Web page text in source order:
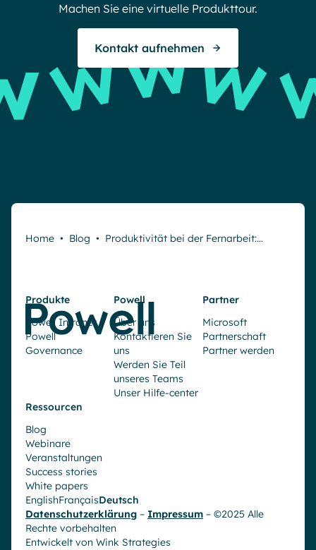
Machen Sie eine virtuelle Produkttour.
Kontakt aufnehmen
Home • Blog • Produktivität bei der Fernarbeit:…
Produkte
Powell Intranet
Powell
Governance
Powell
Über uns
Kontaktieren Sie
uns
Werden Sie Teil
unseres Teams
Unser Hilfe-center
Partner
Microsoft
Partnerschaft
Partner werden
Ressourcen
Blog
Webinare
Veranstaltungen
Success stories
White papers
EnglishFrançaisDeutsch
Datenschutzerklärung – Impressum – ©2025 Alle
Rechte vorbehalten
Entwickelt von Wink Strategies